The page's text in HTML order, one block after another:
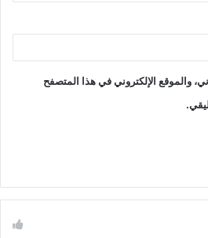
والموقع الإلكتروني في هذا المتصفح